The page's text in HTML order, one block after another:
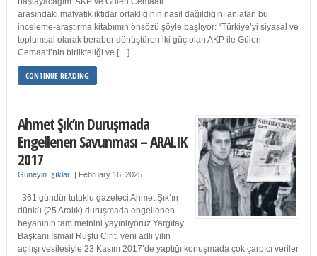
arasındaki mafyatik iktidar ortaklığının nasıl dağıldığını anlatan bu
inceleme-araştırma kitabımın önsözü şöyle başlıyor: “Türkiye’yi siyasal ve
toplumsal olarak beraber dönüştüren iki güç olan AKP ile Gülen
Cemaati’nin birlikteliği ve […]
CONTINUE READING
Ahmet Şık’ın Duruşmada
Engellenen Savunması – ARALIK
2017
Güneyin Işıkları | February 16, 2025
361 gündür tutuklu gazeteci Ahmet Şık’ın
dünkü (25 Aralık) duruşmada engellenen
beyanının tam metnini yayınlıyoruz Yargıtay
Başkanı İsmail Rüştü Cirit, yeni adli yılın
açılışı vesilesiyle 23 Kasım 2017’de yaptığı konuşmada çok çarpıcı veriler